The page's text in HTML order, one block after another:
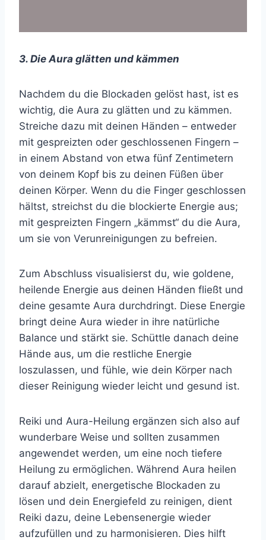
3. Die Aura glätten und kämmen
Nachdem du die Blockaden gelöst hast, ist es
wichtig, die Aura zu glätten und zu kämmen.
Streiche dazu mit deinen Händen – entweder
mit gespreizten oder geschlossenen Fingern –
in einem Abstand von etwa fünf Zentimetern
von deinem Kopf bis zu deinen Füßen über
deinen Körper. Wenn du die Finger geschlossen
hältst, streichst du die blockierte Energie aus;
mit gespreizten Fingern „kämmst“ du die Aura,
um sie von Verunreinigungen zu befreien.
Zum Abschluss visualisierst du, wie goldene,
heilende Energie aus deinen Händen fließt und
deine gesamte Aura durchdringt. Diese Energie
bringt deine Aura wieder in ihre natürliche
Balance und stärkt sie. Schüttle danach deine
Hände aus, um die restliche Energie
loszulassen, und fühle, wie dein Körper nach
dieser Reinigung wieder leicht und gesund ist.
Reiki und Aura-Heilung ergänzen sich also auf
wunderbare Weise und sollten zusammen
angewendet werden, um eine noch tiefere
Heilung zu ermöglichen. Während Aura heilen
darauf abzielt, energetische Blockaden zu
lösen und dein Energiefeld zu reinigen, dient
Reiki dazu, deine Lebensenergie wieder
aufzufüllen und zu harmonisieren. Dies hilft